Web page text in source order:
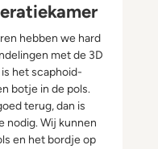
hebben we hard
met de 3D
het scaphoid-
botje in de pols.
terug, dan is
nodig. Wij kunnen
en het bordje op